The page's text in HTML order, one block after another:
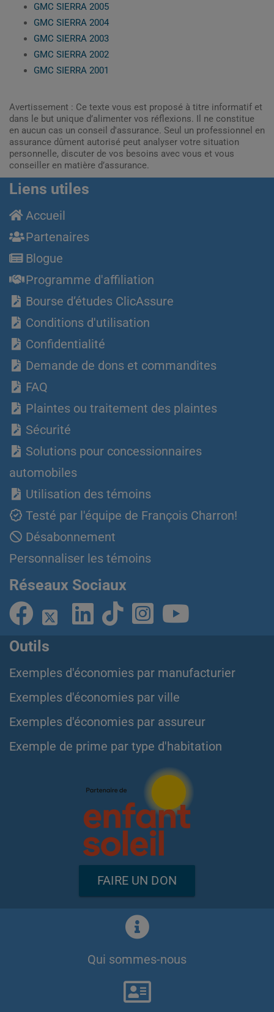
GMC SIERRA 2005
GMC SIERRA 2004
GMC SIERRA 2003
GMC SIERRA 2002
GMC SIERRA 2001
Avertissement : Ce texte vous est proposé à titre informatif et
dans le but unique d’alimenter vos réflexions. Il ne constitue
en aucun cas un conseil d'assurance. Seul un professionnel en
assurance dûment autorisé peut analyser votre situation
personnelle, discuter de vos besoins avec vous et vous
conseiller en matière d’assurance.
Liens utiles
Accueil
Partenaires
Blogue
Programme d'affiliation
Bourse d’études ClicAssure
Conditions d'utilisation
Confidentialité
Demande de dons et commandites
FAQ
Plaintes ou traitement des plaintes
Sécurité
Solutions pour concessionnaires
automobiles
Utilisation des témoins
Testé par l'équipe de François Charron!
Désabonnement
Personnaliser les témoins
Réseaux Sociaux
Outils
Exemples d'économies par manufacturier
Exemples d'économies par ville
Exemples d'économies par assureur
Exemple de prime par type d'habitation
FAIRE UN DON
Qui sommes-nous